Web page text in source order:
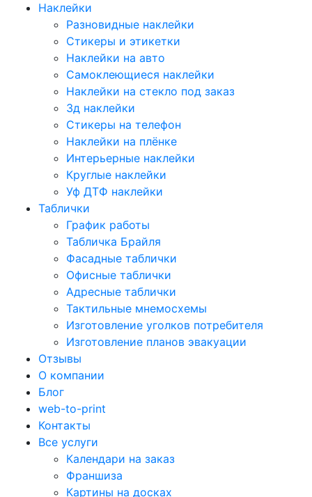
Наклейки
Разновидные наклейки
Стикеры и этикетки
Наклейки на авто
Самоклеющиеся наклейки
Наклейки на стекло под заказ
3д наклейки
Cтикеры на телефон
Наклейки на плёнке
Интерьерные наклейки
Круглые наклейки
Уф ДТФ наклейки
Таблички
График работы
Табличка Брайля
Фасадные таблички
Офисные таблички
Адресные таблички
Тактильные мнемосхемы
Изготовление уголков потребителя
Изготовление планов эвакуации
Отзывы
О компании
Блог
web-to-print
Контакты
Все услуги
Календари на заказ
Франшиза
Картины на досках